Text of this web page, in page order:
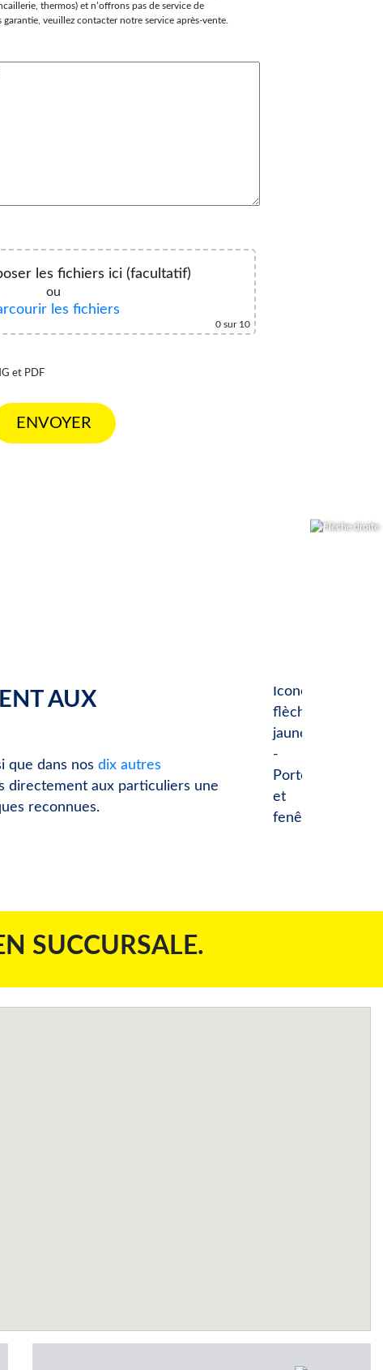
thermos) et n’offrons pas de service de
veuillez contacter notre service après-vente.
les fichiers ici (facultatif)
ou
les fichiers
0 sur 10
et PDF
AUX
que dans nos dix autres
directement aux particuliers une
reconnues.
SUCCURSALE.